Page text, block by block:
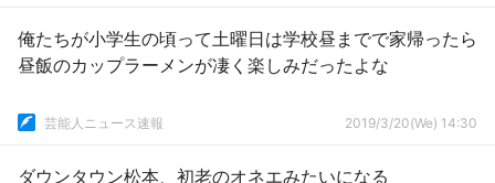
俺たちが小学生の頃って土曜日は学校昼までで家帰ったら
昼飯のカップラーメンが凄く楽しみだったよな
芸能人ニュース速報 2019/3/20(We) 14:30
ダウンタウン松本、初老のオネエみたいになる